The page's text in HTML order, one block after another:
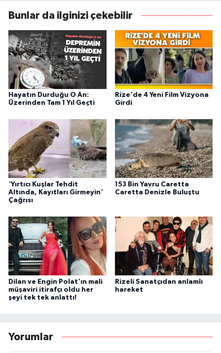
Bunlar da ilginizi çekebilir
Hayatın Durduğu O An:
Üzerinden Tam 1 Yıl Geçti
Rize'de 4 Yeni Film Vizyona
Girdi
'Yırtıcı Kuşlar Tehdit
Altında, Kayıtları Girmeyin'
Çağrısı
153 Bin Yavru Caretta
Caretta Denizle Buluştu
Dilan ve Engin Polat'ın mali
müşaviri itirafçı oldu her
şeyi tek tek anlattı!
Rizeli Sanatçıdan anlamlı
hareket
Yorumlar